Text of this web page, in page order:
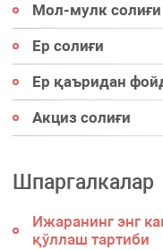
Мол-мулк солиғи
Ер солиғи
Ер қаъридан
Акциз солиғи
Шпаргалкалар
Ижаранинг энг
қўллаш тартиби